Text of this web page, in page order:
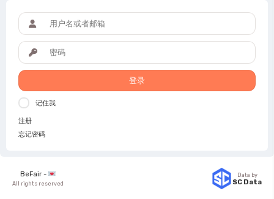
登录
记住我
注册
忘记密码
BeFair -
All rights reserved
Data by
SC Data